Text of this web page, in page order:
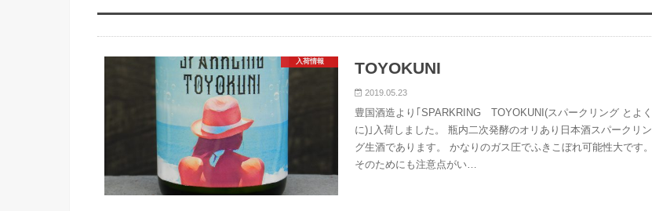
入荷情報 TOYOKUNI
2019.05.23
豊国酒造より｢SPARKRING TOYOKUNI(スパークリング とよく
に)｣入荷しました。 瓶内二次発酵のオリあり日本酒スパークリン
グ生酒であります。 かなりのガス圧でふきこぼれ可能性大です。
そのためにも注意点がい…